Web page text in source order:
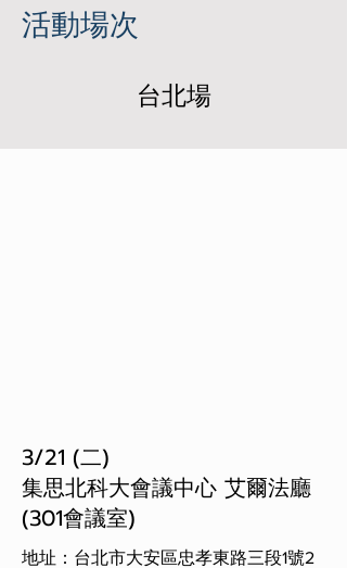
活動場次
​台北場
3/21 (二)
集思北科大會議中心 艾爾法廳
(301會議室)
地址：台北市大安區忠孝東路三段1號2